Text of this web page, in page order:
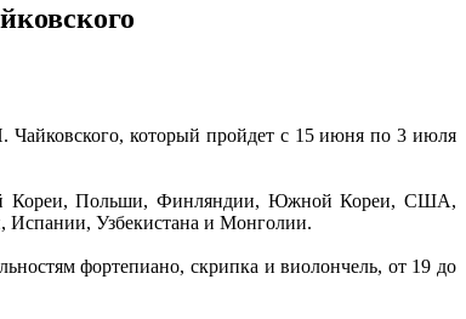
который пройдет с 15 июня по 3 июля
Кореи, Польши, Финляндии, Южной Кореи, США,
Узбекистана и Монголии.
фортепиано, скрипка и виолончель, от 19 до